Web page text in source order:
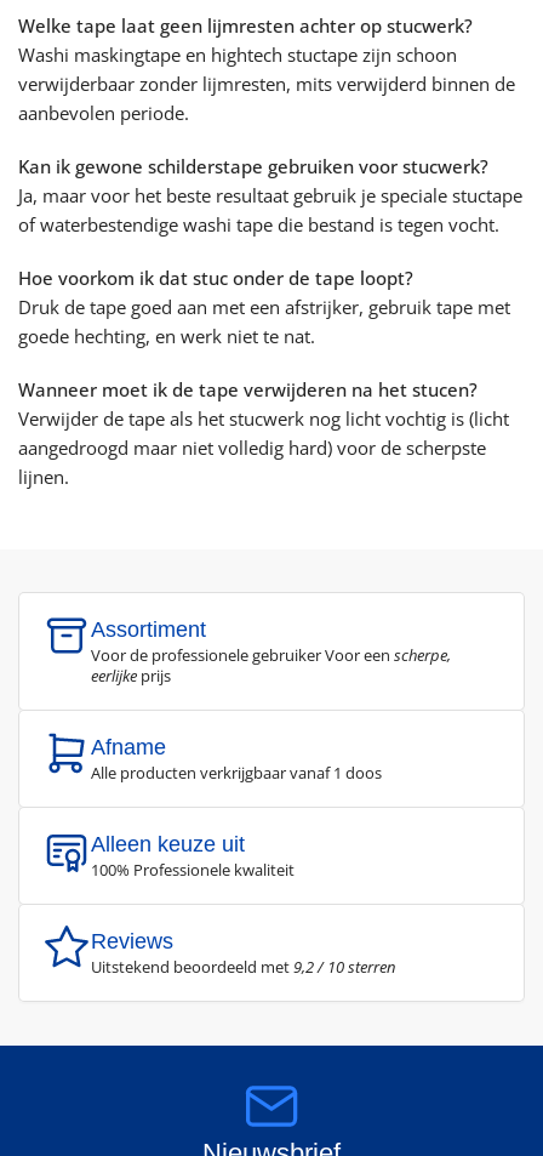
Welke tape laat geen lijmresten achter op stucwerk?
Washi maskingtape en hightech stuctape zijn schoon
verwijderbaar zonder lijmresten, mits verwijderd binnen de
aanbevolen periode.
Kan ik gewone schilderstape gebruiken voor stucwerk?
Ja, maar voor het beste resultaat gebruik je speciale stuctape
of waterbestendige washi tape die bestand is tegen vocht.
Hoe voorkom ik dat stuc onder de tape loopt?
Druk de tape goed aan met een afstrijker, gebruik tape met
goede hechting, en werk niet te nat.
Wanneer moet ik de tape verwijderen na het stucen?
Verwijder de tape als het stucwerk nog licht vochtig is (licht
aangedroogd maar niet volledig hard) voor de scherpste
lijnen.
Assortiment
Voor de professionele gebruiker Voor een scherpe,
eerlijke prijs
Afname
Alle producten verkrijgbaar vanaf 1 doos
Alleen keuze uit
100% Professionele kwaliteit
Reviews
Uitstekend beoordeeld met9,2 / 10 sterren